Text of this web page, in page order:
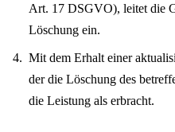
Art. 17 DSGVO), leitet die
Löschung ein.
Mit dem Erhalt einer
der die Löschung des
die Leistung als erbracht.